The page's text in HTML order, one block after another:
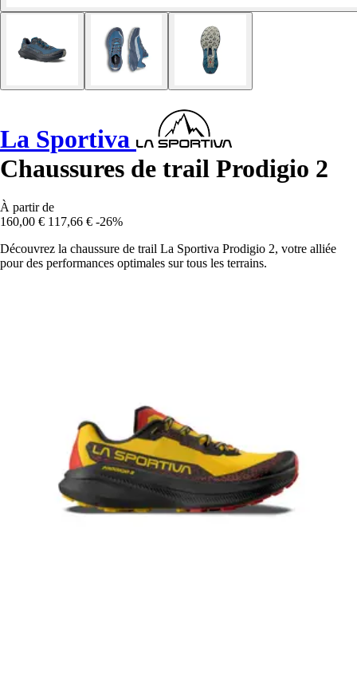
La Sportiva
Chaussures de trail Prodigio 2
À partir de
160,00 € 117,66 € -26%
Découvrez la chaussure de trail La Sportiva Prodigio 2, votre alliée
pour des performances optimales sur tous les terrains.